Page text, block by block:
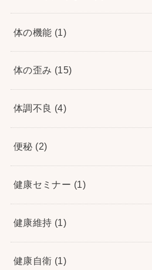
体の機能 (1)
体の歪み (15)
体調不良 (4)
便秘 (2)
健康セミナー (1)
健康維持 (1)
健康自衛 (1)